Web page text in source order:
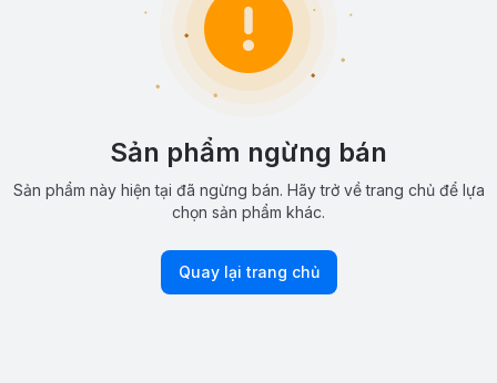
Sản phẩm ngừng bán
Sản phẩm này hiện tại đã ngừng bán. Hãy trở về trang chủ để lựa
chọn sản phẩm khác.
Quay lại trang chủ